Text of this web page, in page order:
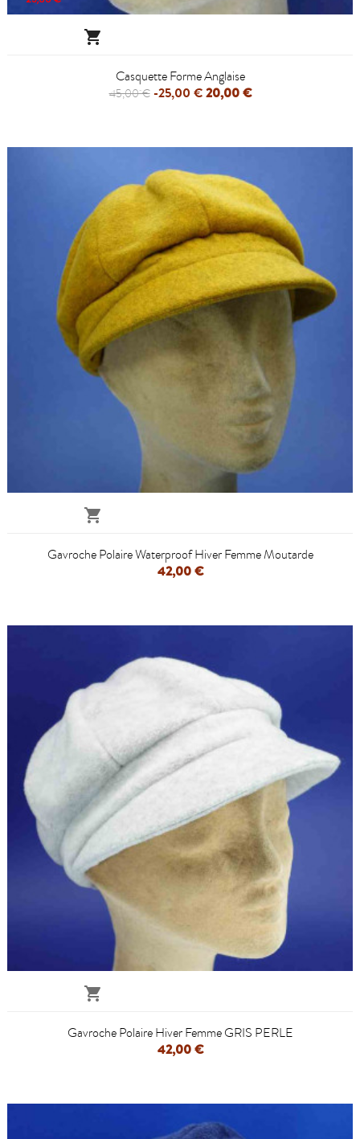

Casquette Forme Anglaise
45,00 € -25,00 €20,00 €

Gavroche Polaire Waterproof Hiver Femme Moutarde
42,00 €

Gavroche Polaire Hiver Femme GRIS PERLE
42,00 €